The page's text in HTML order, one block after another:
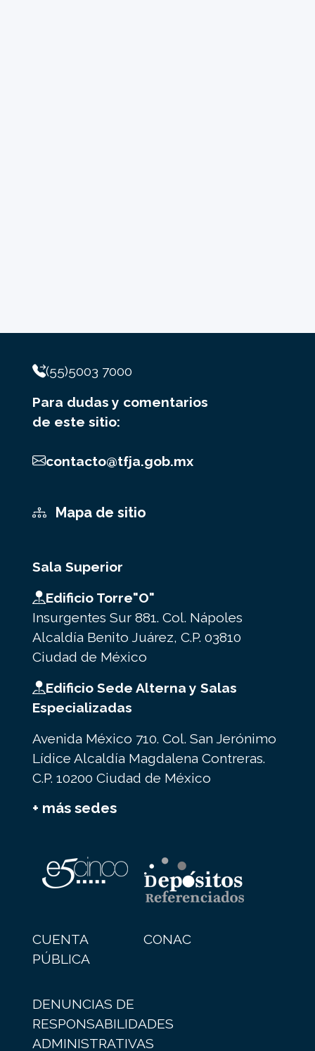
(55)5003 7000
Para dudas y comentarios
de este sitio:
contacto@tfja.gob.mx
Mapa de sitio
Sala Superior
Edificio Torre"O"
Insurgentes Sur 881. Col. Nápoles
Alcaldía Benito Juárez, C.P. 03810
Ciudad de México
Edificio Sede Alterna y Salas
Especializadas
Avenida México 710. Col. San Jerónimo
Lídice Alcaldía Magdalena Contreras.
C.P. 10200 Ciudad de México
+ más sedes
CUENTA
PÚBLICA
CONAC
DENUNCIAS DE
RESPONSABILIDADES
ADMINISTRATIVAS